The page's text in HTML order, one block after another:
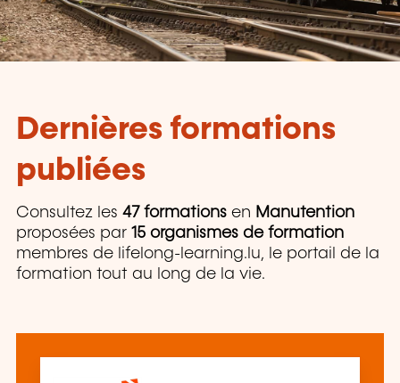
Dernières formations
publiées
Consultez les 47 formations en Manutention
proposées par 15 organismes de formation
membres de lifelong-learning.lu, le portail de la
formation tout au long de la vie.